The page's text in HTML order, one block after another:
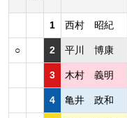
1 西村 昭紀
○ 2 平川 博康
3 木村 義明
4 亀井 政和